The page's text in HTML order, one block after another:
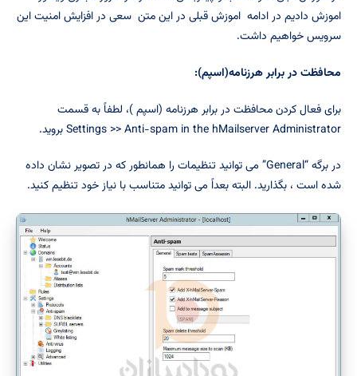
اموزش دادیم در ادامه اموزش قبلی در این متن سعی در افزایش امنیت این
سرویس خواهیم داشت.
محافظت در برابر هرزنامه(اسپم):
برای فعال کردن محافظت در برابر هرزنامه (اسپم )، لطفاً به قسمت
Settings >> Anti-spam in the hMailserver Administrator بروید.
در برگه “General” می توانید تنظیمات را همانطور که در تصویر نشان داده
شده است ، بگذارید. البته بعداً می توانید متناسب با نیاز خود تنظیم کنید.